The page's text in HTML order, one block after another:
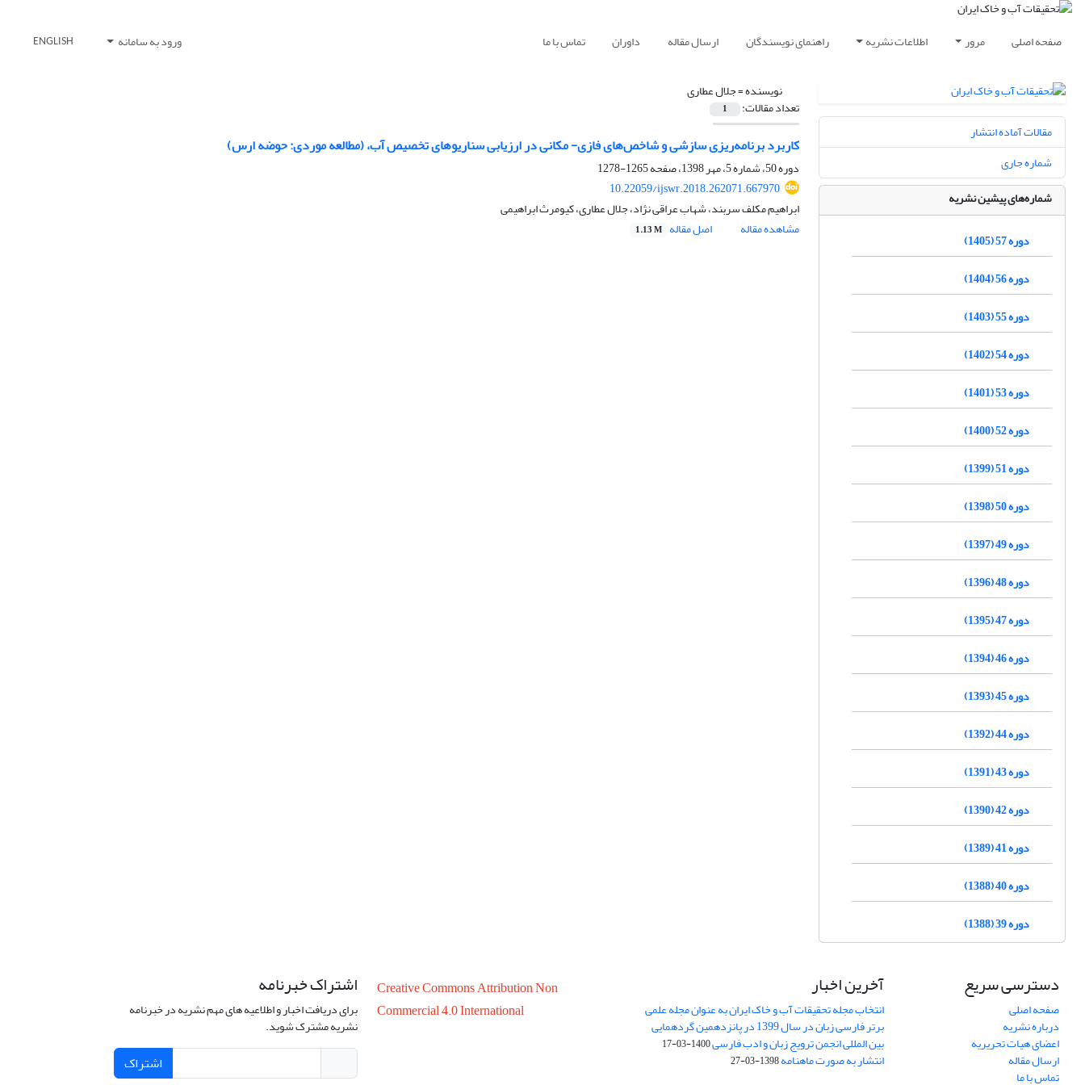
صفحه اصلی مرور اطلاعات نشریه راهنمای نویسندگان ارسال مقاله داوران تماس با ما ورود به سامانه ENGLISH
نویسنده =جلال عطاری
تعداد مقالات: 1
کاربرد برنامه‌ریزی سازشی و شاخص‌های فازی- مکانی در ارزیابی سناریوهای تخصیص آب، (مطالعه موردی: حوضه ارس)
دوره 50، شماره 5، مهر 1398، صفحه
1265-1278
10.22059/ijswr.2018.262071.667970
ابراهیم مکلف سربند، شهاب عراقی نژاد، جلال عطاری، کیومرث ابراهیمی
مشاهده مقاله
اصل مقاله 1.13 M
مقالات آماده انتشار
شماره جاری
شماره‌های پیشین نشریه
دوره 57 (1405)
دوره 56 (1404)
دوره 55 (1403)
دوره 54 (1402)
دوره 53 (1401)
دوره 52 (1400)
دوره 51 (1399)
دوره 50 (1398)
دوره 49 (1397)
دوره 48 (1396)
دوره 47 (1395)
دوره 46 (1394)
دوره 45 (1393)
دوره 44 (1392)
دوره 43 (1391)
دوره 42 (1390)
دوره 41 (1389)
دوره 40 (1388)
دوره 39 (1388)
دسترسی سریع
صفحه اصلی
درباره نشریه
اعضای هیات تحریریه
ارسال مقاله
تماس با ما
آخرین اخبار
انتخاب مجله تحقیقات آب و خاک ایران به عنوان مجله علمی
برتر فارسی زبان در سال 1399 در پانزدهمین گردهمایی
بین المللی انجمن ترویج زبان و ادب فارسی1400-03-17
انتشار به صورت ماهنامه1398-03-27
Creative Commons Attribution Non
Commercial 4.0 International
اشتراک خبرنامه
برای دریافت اخبار و اطلاعیه های مهم نشریه در خبرنامه
نشریه مشترک شوید.
اشتراک